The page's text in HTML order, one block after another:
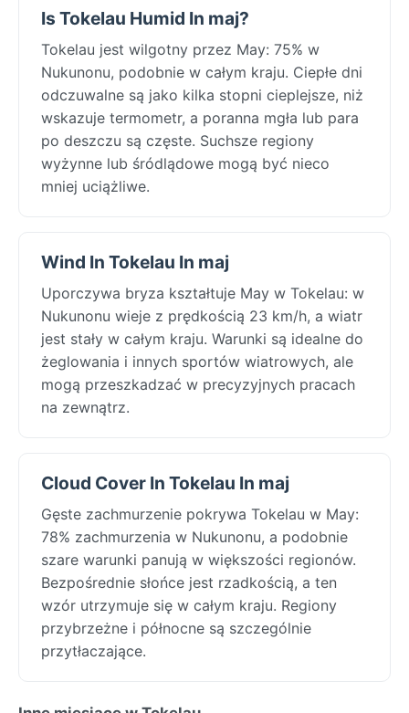
Is Tokelau Humid In maj?
Tokelau jest wilgotny przez May: 75% w
Nukunonu, podobnie w całym kraju. Ciepłe dni
odczuwalne są jako kilka stopni cieplejsze, niż
wskazuje termometr, a poranna mgła lub para
po deszczu są częste. Suchsze regiony
wyżynne lub śródlądowe mogą być nieco
mniej uciążliwe.
Wind In Tokelau In maj
Uporczywa bryza kształtuje May w Tokelau: w
Nukunonu wieje z prędkością 23 km/h, a wiatr
jest stały w całym kraju. Warunki są idealne do
żeglowania i innych sportów wiatrowych, ale
mogą przeszkadzać w precyzyjnych pracach
na zewnątrz.
Cloud Cover In Tokelau In maj
Gęste zachmurzenie pokrywa Tokelau w May:
78% zachmurzenia w Nukunonu, a podobnie
szare warunki panują w większości regionów.
Bezpośrednie słońce jest rzadkością, a ten
wzór utrzymuje się w całym kraju. Regiony
przybrzeżne i północne są szczególnie
przytłaczające.